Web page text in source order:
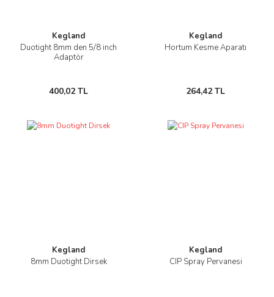
Kegland
Duotight 8mm den 5/8 inch
Adaptör
400,02 TL
Kegland
Hortum Kesme Aparatı
264,42 TL
Kegland
8mm Duotight Dirsek
Kegland
CIP Spray Pervanesi